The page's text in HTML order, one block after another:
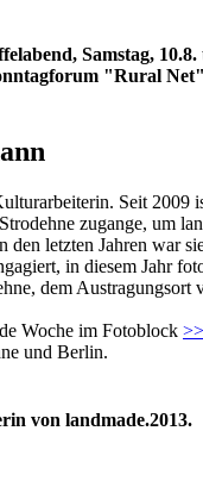
Samstag, 10.8.
"Rural
Seit 2009
zugange, um
den letzten Jahren war
in diesem Jahr
dem Austragungsort
Woche im Fotoblock >>
und Berlin.
von landmade.2013.